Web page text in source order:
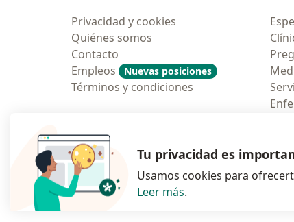
Privacidad y cookies
Quiénes somos
Contacto
Empleos
Nuevas posiciones
Términos y condiciones
Polska
Tu privacidad es
Usamos cookies para
Leer más.